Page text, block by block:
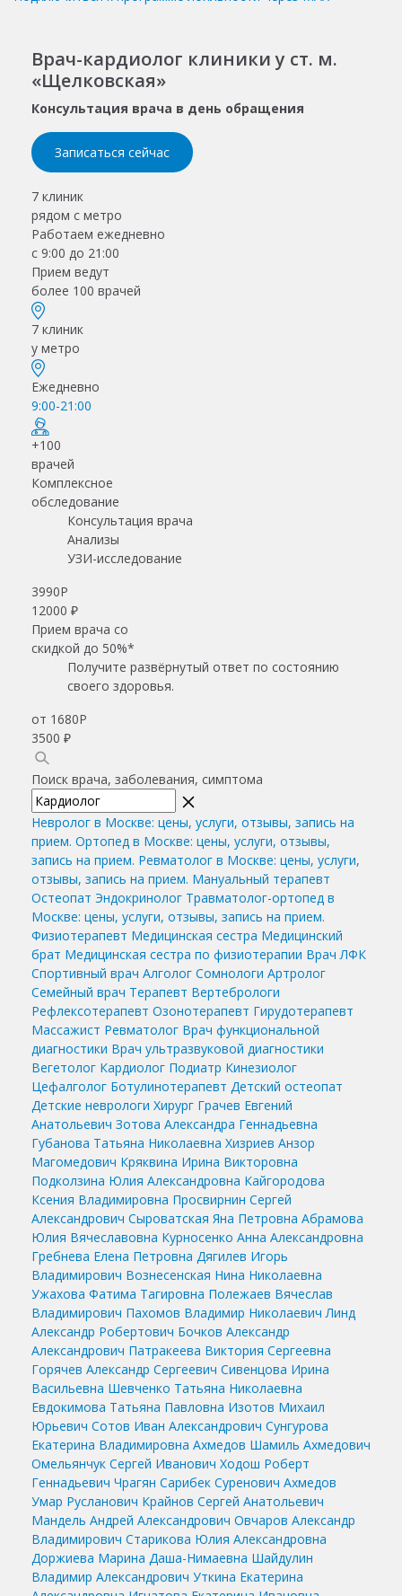
Врач-кардиолог клиники у ст. м.
«Щелковская»
Консультация врача в день обращения
Записаться сейчас
7 клиник
рядом с метро
Работаем ежедневно
с 9:00 до 21:00
Прием ведут
более 100 врачей
7 клиник
у метро
Ежедневно
9:00-21:00
+100
врачей
Комплексное
обследование
Консультация врача
Анализы
УЗИ-исследование
3990Р
12000 ₽
Прием врача со
скидкой до 50%*
Получите развёрнутый ответ по состоянию
своего здоровья.
от 1680Р
3500 ₽
Поиск врача, заболевания, симптома
Невролог в Москве: цены, услуги, отзывы, запись на
прием. Ортопед в Москве: цены, услуги, отзывы,
запись на прием. Ревматолог в Москве: цены, услуги,
отзывы, запись на прием. Мануальный терапевт
Остеопат Эндокринолог Травматолог-ортопед в
Москве: цены, услуги, отзывы, запись на прием.
Физиотерапевт Медицинская сестра Медицинский
брат Медицинская сестра по физиотерапии Врач ЛФК
Спортивный врач Алголог Сомнологи Артролог
Семейный врач Терапевт Вертебрологи
Рефлексотерапевт Озонотерапевт Гирудотерапевт
Массажист Ревматолог Врач функциональной
диагностики Врач ультразвуковой диагностики
Вегетолог Кардиолог Подиатр Кинезиолог
Цефалголог Ботулинотерапевт Детский остеопат
Детские неврологи Хирург Грачев Евгений
Анатольевич Зотова Александра Геннадьевна
Губанова Татьяна Николаевна Хизриев Анзор
Магомедович Кряквина Ирина Викторовна
Подколзина Юлия Александровна Кайгородова
Ксения Владимировна Просвирнин Сергей
Александрович Сыроватская Яна Петровна Абрамова
Юлия Вячеславовна Курносенко Анна Александровна
Гребнева Елена Петровна Дягилев Игорь
Владимирович Вознесенская Нина Николаевна
Ужахова Фатима Тагировна Полежаев Вячеслав
Владимирович Пахомов Владимир Николаевич Линд
Александр Робертович Бочков Александр
Александрович Патракеева Виктория Сергеевна
Горячев Александр Сергеевич Сивенцова Ирина
Васильевна Шевченко Татьяна Николаевна
Евдокимова Татьяна Павловна Изотов Михаил
Юрьевич Сотов Иван Александрович Сунгурова
Екатерина Владимировна Ахмедов Шамиль Ахмедович
Омельянчук Сергей Иванович Ходош Роберт
Геннадьевич Чрагян Сарибек Суренович Ахмедов
Умар Русланович Крайнов Сергей Анатольевич
Мандель Андрей Александрович Овчаров Александр
Владимирович Старикова Юлия Александровна
Доржиева Марина Даша-Нимаевна Шайдулин
Владимир Александрович Уткина Екатерина